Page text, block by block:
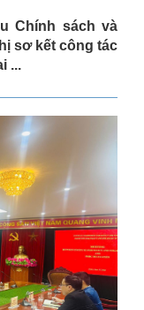
Chính sách và
sơ kết công tác
...